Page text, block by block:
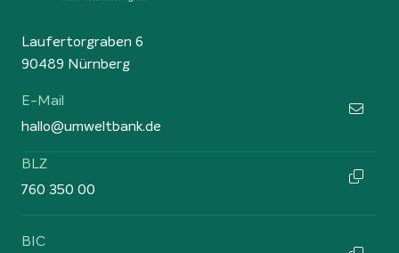
Laufertorgraben 6
90489 Nürnberg
E-Mail
hallo@umweltbank.de
BLZ
760 350 00
BIC